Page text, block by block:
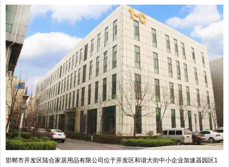
邯郸市开发区陆合家居用品有限公司位于开发区和谐大街中小企业加速器园区1